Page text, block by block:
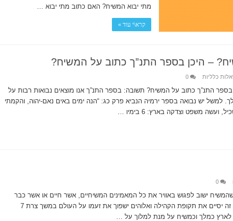
מתי יבוא המשיח? האם כתוב מתי יבוא …
קרא\י עוד »
– היכן בספר התנ”ך כתוב על המשיח?
כלליות 0
התנ”ך כתוב על המשיח? תשובה: בספר התנ”ך אנו מוצאים נבואות רבות על
למשל יש נבואה בספר ירמיה הנביא פרק כג: “הנה ימים באים נאם-יהוה, והקמתי
משפט וצדקה בארץ: 6 בימיו …
0
ישוב לפגוש באוויר את כל המאמינים המשיחיים, אשר חיים או אשר כבר
מתו, לפני צרת 7 השנים. אירוע זה יסיים את תקופת הקהילה ואלוהים ישפוך את זעמו על העולם במשך צרת 7
לארץ כמלך וכמשיח על מנת למלוך על …